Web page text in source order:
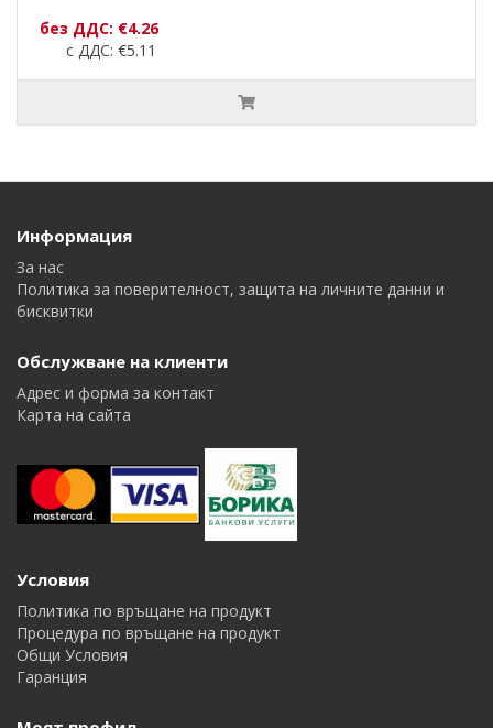
без ДДС: €4.26
с ДДС: €5.11
Информация
За нас
Политика за поверителност, защита на личните данни и
бисквитки
Обслужване на клиенти
Адрес и форма за контакт
Карта на сайта
Условия
Политика по връщане на продукт
Процедура по връщане на продукт
Общи Условия
Гаранция